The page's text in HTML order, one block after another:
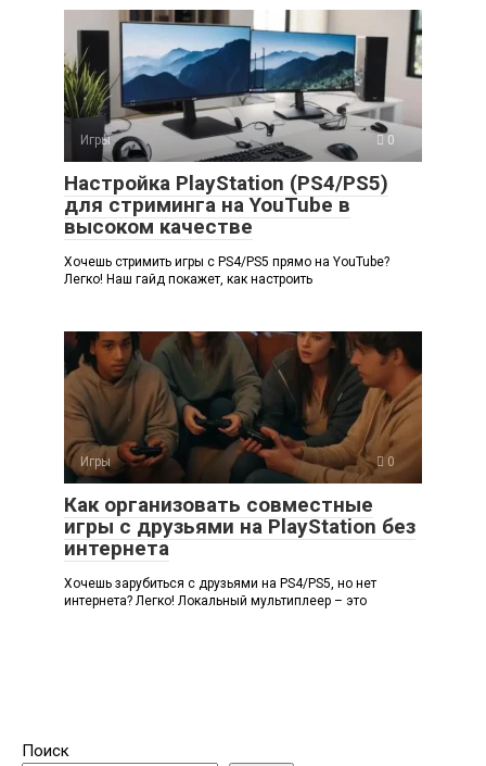
Игры 0
Настройка PlayStation (PS4/PS5)
для стриминга на YouTube в
высоком качестве
Хочешь стримить игры с PS4/PS5 прямо на YouTube?
Легко! Наш гайд покажет, как настроить
Игры 0
Как организовать совместные
игры с друзьями на PlayStation без
интернета
Хочешь зарубиться с друзьями на PS4/PS5, но нет
интернета? Легко! Локальный мультиплеер – это
Поиск